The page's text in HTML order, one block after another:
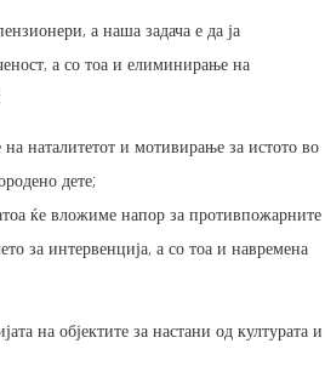
а наша задача е да ја
а со тоа и елиминирање на
наталитетот и мотивирање за истото во
дете;
ќе вложиме напор за противпожарните
за интервенција, а со тоа и навремена
на објектите за настани од културата и